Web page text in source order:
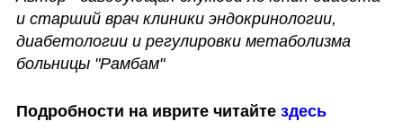
и старший врач клиники эндокринологии,
диабетологии и регулировки метаболизма
больницы "Рамбам"
Подробности на иврите читайте здесь